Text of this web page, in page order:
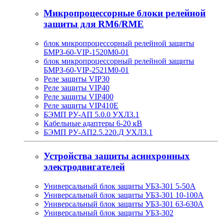
Микропроцессорные блоки релейной
защиты для RM6/RME
блок микропроцессорный релейной защиты
БМРЗ-60-VIP-1520М0-01
блок микропроцессорный релейной защиты
БМРЗ-60-VIP-2521М0-01
Реле защиты VIP30
Реле защиты VIP40
Реле защиты VIP400
Реле защиты VIP410E
БЭМП РУ-АП 5.0.0 УХЛ3.1
Кабельные адаптеры 6-20 кВ
БЭМП РУ-АП2.5.220.Д УХЛ3.1
Устройства защиты асинхронных
электродвигателей
Универсальный блок защиты УБЗ-301 5-50А
Универсальный блок защиты УБЗ-301 10-100А
Универсальный блок защиты УБЗ-301 63-630А
Универсальный блок защиты УБЗ-302